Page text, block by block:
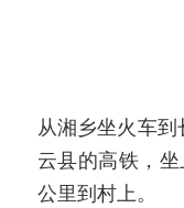
从湘乡坐火车
云县的高铁，
公里到村上。